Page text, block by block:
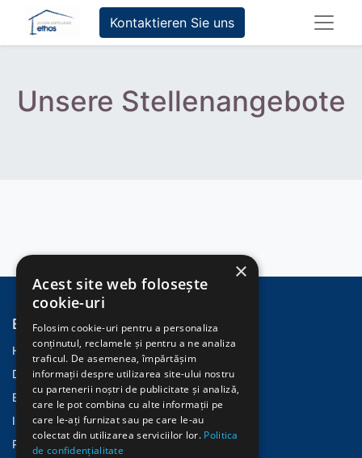
Kontaktieren Sie uns
Unsere Stellenangebote
Entdecken
Home
Despre Noi
Evenimente
Istoric
Politica Cookies
×
Acest site web folosește
cookie-uri
Folosim cookie-uri pentru a personaliza
conținutul, reclamele și pentru a ne analiza
traficul. De asemenea, împărtășim
informații despre utilizarea site-ului nostru
cu partenerii noștri de publicitate și analiză,
care le pot combina cu alte informații pe
care le-ați furnizat sau pe care le-au
colectat din utilizarea serviciilor lor. Politica
de confidențialitate